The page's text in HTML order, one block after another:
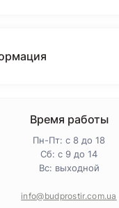
Время работы
Пн-Пт: с 8 до 18
Сб: с 9 до 14
Вс: выходной
info@budprostir.com.ua